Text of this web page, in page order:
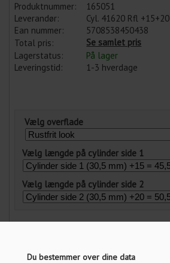
Du bestemmer over dine data
Produktnummer:
165051
Leverandør:
Cyl. 41620 Rfl +15+20
Ean nummer:
5708538450438
Total pris:
Se samlet pris
Lagerstatus:
På lager
Leveringstid:
1-3 hverdage
Vælg overflade
Vælg længde på cylinder side 1
Vælg længde på cylinder side 2
3.873,00DKK